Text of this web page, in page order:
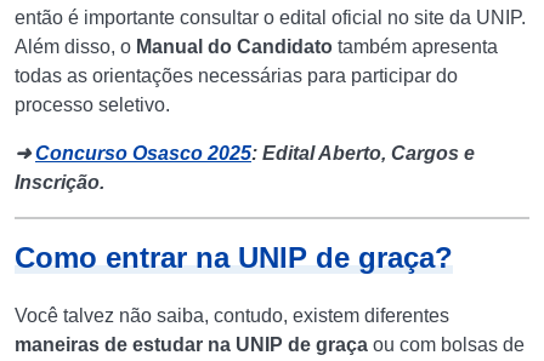
então é importante consultar o edital oficial no site da UNIP.
Além disso, o Manual do Candidato também apresenta
todas as orientações necessárias para participar do
processo seletivo.
➜Concurso Osasco 2025: Edital Aberto, Cargos e
Inscrição.
Como entrar na UNIP de graça?
Você talvez não saiba, contudo, existem diferentes
maneiras de estudar na UNIP de graça ou com bolsas de